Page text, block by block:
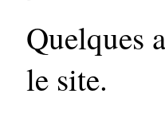
Quelques
le site.